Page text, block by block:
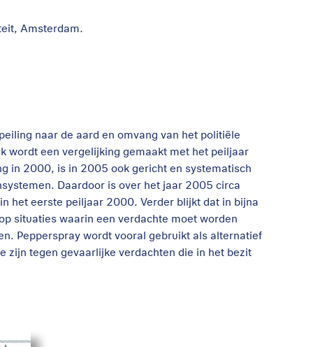
Amsterdam.
naar de aard en omvang van het politiële
wordt een vergelijking gemaakt met het peiljaar
in 2000, is in 2005 ook gericht en systematisch
Daardoor is over het jaar 2005 circa
het eerste peiljaar 2000. Verder blijkt dat in bijna
situaties waarin een verdachte moet worden
Pepperspray wordt vooral gebruikt als alternatief
zijn tegen gevaarlijke verdachten die in het bezit